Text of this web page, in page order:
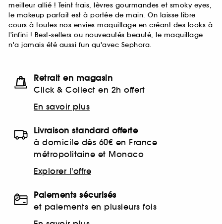
meilleur allié ! Teint frais, lèvres gourmandes et smoky eyes,
le makeup parfait est à portée de main. On laisse libre
cours à toutes nos envies maquillage en créant des looks à
l'infini ! Best-sellers ou nouveautés beauté, le maquillage
n'a jamais été aussi fun qu'avec Sephora.
Retrait en magasin
Click & Collect en 2h offert
En savoir plus
Livraison standard offerte
à domicile dès 60€ en France
métropolitaine et Monaco
Explorer l'offre
Paiements sécurisés
et paiements en plusieurs fois